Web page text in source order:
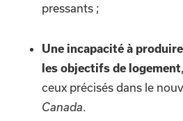
pressants ;
Une incapacité à
les objectifs de logement
ceux précisés dans le
Canada